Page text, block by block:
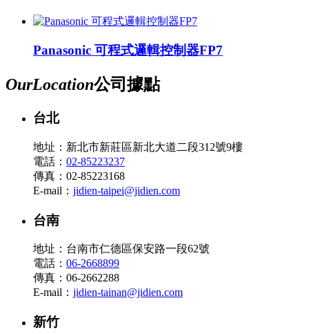
Panasonic 可程式邏輯控制器FP7
OurLocation公司據點
台北
地址：新北市新莊區新北大道二段312號9樓
電話： 02-85223237
傳真：02-85223168
E-mail： jidien-taipei@jidien.com
台南
地址：台南市仁德區保安路一段62號
電話： 06-2668899
傳真：06-2662288
E-mail： jidien-tainan@jidien.com
新竹